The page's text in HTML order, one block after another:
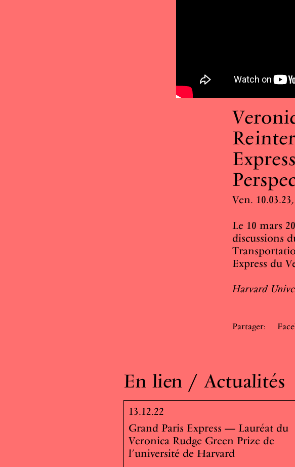
Ven.
Le 10 mars
discussions
Express du
Harvard
Partager:
En lien / Actualités
13.12.22
Grand Paris Express — Lauréat du
Veronica Rudge Green Prize de
l’université de Harvard